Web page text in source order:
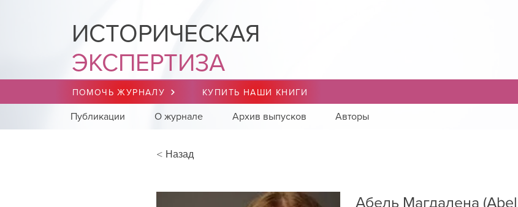
ИСТОРИЧЕСКАЯ
ЭКСПЕРТИЗА
ПОМОЧЬ ЖУРНАЛУ КУПИТЬ НАШИ КНИГИ
Публикации О журнале Архив выпусков Авторы
< Назад
Абель Магдалена